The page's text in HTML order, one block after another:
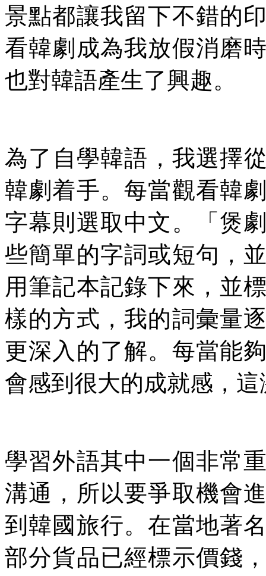
景點都讓我留下不錯的
看韓劇成為我放假消磨
也對韓語產生了興趣。
為了自學韓語，我選擇
韓劇着手。每當觀看韓
字幕則選取中文。「煲
些簡單的字詞或短句，
用筆記本記錄下來，並
樣的方式，我的詞彙量
更深入的了解。每當能
會感到很大的成就感，
學習外語其中一個非常
溝通，所以要爭取機會
到韓國旅行。在當地著
部分貨品已經標示價錢